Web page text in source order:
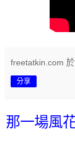
freetatkin.com 於
分享
那一場風